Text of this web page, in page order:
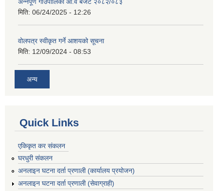
अन्नपूर्ण गाउँपालिका आ.व बजेट २०८२/०८३
मिति: 06/24/2025 - 12:26
वोलपत्र स्वीकृत गर्ने आशयको सूचना
मिति: 12/09/2024 - 08:53
अन्य
Quick Links
एकिकृत कर संकलन
घरधुरी संकलन
अनलाइन घटना दर्ता प्रणाली (कार्यालय प्रयोजन)
अनलाइन घटना दर्ता प्रणाली (सेवाग्राही)